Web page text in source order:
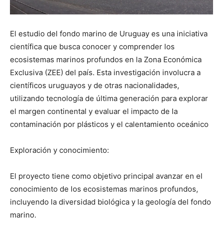
El estudio del fondo marino de Uruguay es una iniciativa
científica que busca conocer y comprender los
ecosistemas marinos profundos en la Zona Económica
Exclusiva (ZEE) del país. Esta investigación involucra a
científicos uruguayos y de otras nacionalidades,
utilizando tecnología de última generación para explorar
el margen continental y evaluar el impacto de la
contaminación por plásticos y el calentamiento oceánico
Exploración y conocimiento:
El proyecto tiene como objetivo principal avanzar en el
conocimiento de los ecosistemas marinos profundos,
incluyendo la diversidad biológica y la geología del fondo
marino.